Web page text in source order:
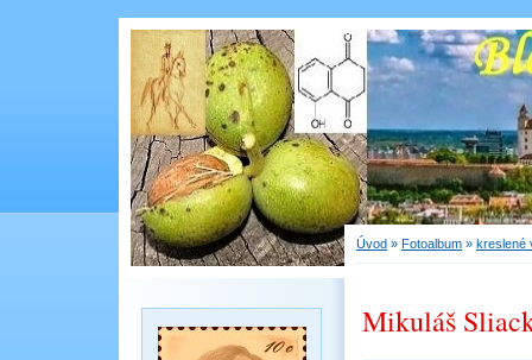
Úvod » Fotoalbum » kreslené
Mikuláš